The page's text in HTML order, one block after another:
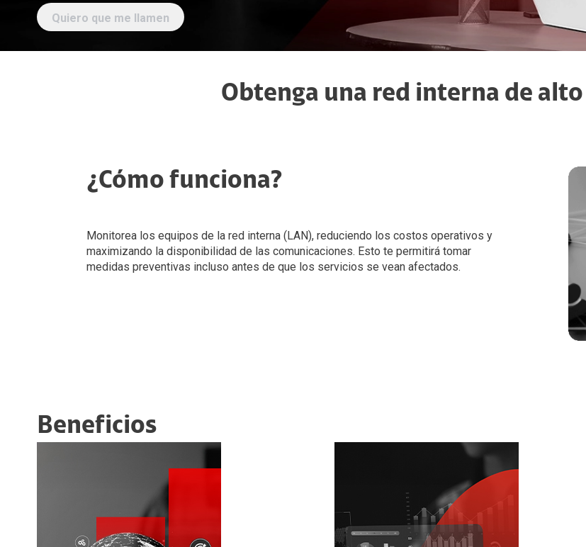
Microsoft 365
Claro Drive Negocio
Servicios Gestionados
Ciberseguridad
Claro Drive Negocios
Claro Backup
Seguridad Empresas
Gadgets
Streaming
ABC Telecomunicaciones
Hazlo Realidad
Obtenga una red interna de
¿Cómo funciona?
Monitorea los equipos de la red interna (LAN), reduciendo los costos operativos y
maximizando la disponibilidad de las comunicaciones. Esto te permitirá tomar
medidas preventivas incluso antes de que los servicios se vean afectados.
Beneficios